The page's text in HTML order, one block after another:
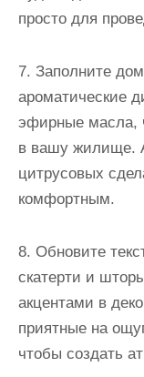
просто для
7. Заполните
ароматические
эфирные масла,
в вашу жилище.
цитрусовых
комфортным.
8. Обновите
скатерти и
акцентами в
приятные на
чтобы создать